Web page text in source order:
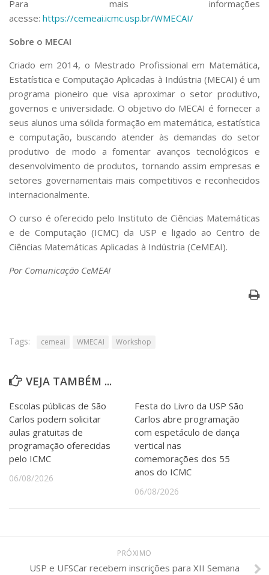
Para mais informações
acesse: https://cemeai.icmc.usp.br/WMECAI/
Sobre o MECAI
Criado em 2014, o Mestrado Profissional em Matemática,
Estatística e Computação Aplicadas à Indústria (MECAI) é um
programa pioneiro que visa aproximar o setor produtivo,
governos e universidade. O objetivo do MECAI é fornecer a
seus alunos uma sólida formação em matemática, estatística
e computação, buscando atender às demandas do setor
produtivo de modo a fomentar avanços tecnológicos e
desenvolvimento de produtos, tornando assim empresas e
setores governamentais mais competitivos e reconhecidos
internacionalmente.
O curso é oferecido pelo Instituto de Ciências Matemáticas
e de Computação (ICMC) da USP e ligado ao Centro de
Ciências Matemáticas Aplicadas à Indústria (CeMEAI).
Por Comunicação CeMEAI
Tags: cemeai WMECAI Workshop
VEJA TAMBÉM ...
Escolas públicas de São
Carlos podem solicitar
aulas gratuitas de
programação oferecidas
pelo ICMC
06/08/2026
Festa do Livro da USP São
Carlos abre programação
com espetáculo de dança
vertical nas
comemorações dos 55
anos do ICMC
06/08/2026
PRÓXIMO
USP e UFSCar recebem inscrições para XII Semana